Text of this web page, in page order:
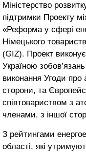
Міністерство
підтримки Проекту
«Реформа у сфері
Німецького
(GIZ). Проект
Україною
виконання Угоди про
сторони, та
співтовариством з
членами, з іншої
З рейтингами
області, які